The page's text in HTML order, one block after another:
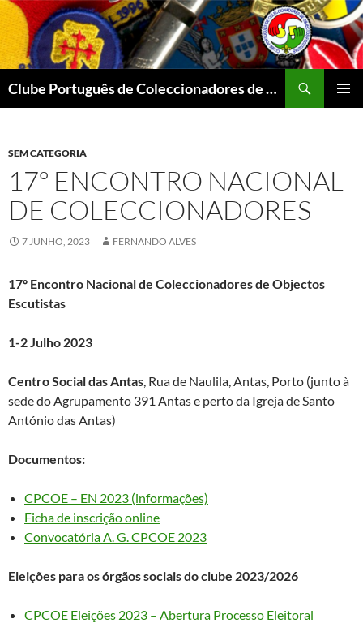
Clube Português de Coleccionadores de Objectos Escutistas
CONTEÚDO
SEM CATEGORIA
17º ENCONTRO NACIONAL
DE COLECCIONADORES
7 JUNHO, 2023 FERNANDO ALVES
17º Encontro Nacional de Coleccionadoresde Objectos
Escutistas
1-2 Julho 2023
Centro Social das Antas, Rua de Naulila, Antas, Porto (junto à
sede do Agrupamento 391 Antas e perto da Igreja de Santo
António das Antas)
Documentos:
CPCOE – EN 2023 (informações)
Ficha de inscrição online
Convocatória A. G. CPCOE 2023
Eleições para os órgãos sociais do clube 2023/2026
CPCOE Eleições 2023 – Abertura Processo Eleitoral